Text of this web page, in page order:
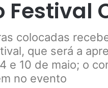
Festival
colocadas
que será a
e 10 de maio; o
no evento